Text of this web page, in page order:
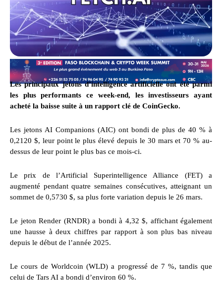
Les principaux jetons d’intelligence artificielle ont été parmi
les plus performants ce week-end, les investisseurs ayant
acheté la baisse suite à un rapport clé de CoinGecko.
Les jetons AI Companions (AIC) ont bondi de plus de 40 % à
0,2120 $, leur point le plus élevé depuis le 30 mars et 70 % au-
dessus de leur point le plus bas ce mois-ci.
Le prix de l’Artificial Superintelligence Alliance (FET) a
augmenté pendant quatre semaines consécutives, atteignant un
sommet de 0,5730 $, sa plus forte variation depuis le 26 mars.
Le jeton Render (RNDR) a bondi à 4,32 $, affichant également
une hausse à deux chiffres par rapport à son plus bas niveau
depuis le début de l’année 2025.
Le cours de Worldcoin (WLD) a progressé de 7 %, tandis que
celui de Tars AI a bondi d’environ 60 %.